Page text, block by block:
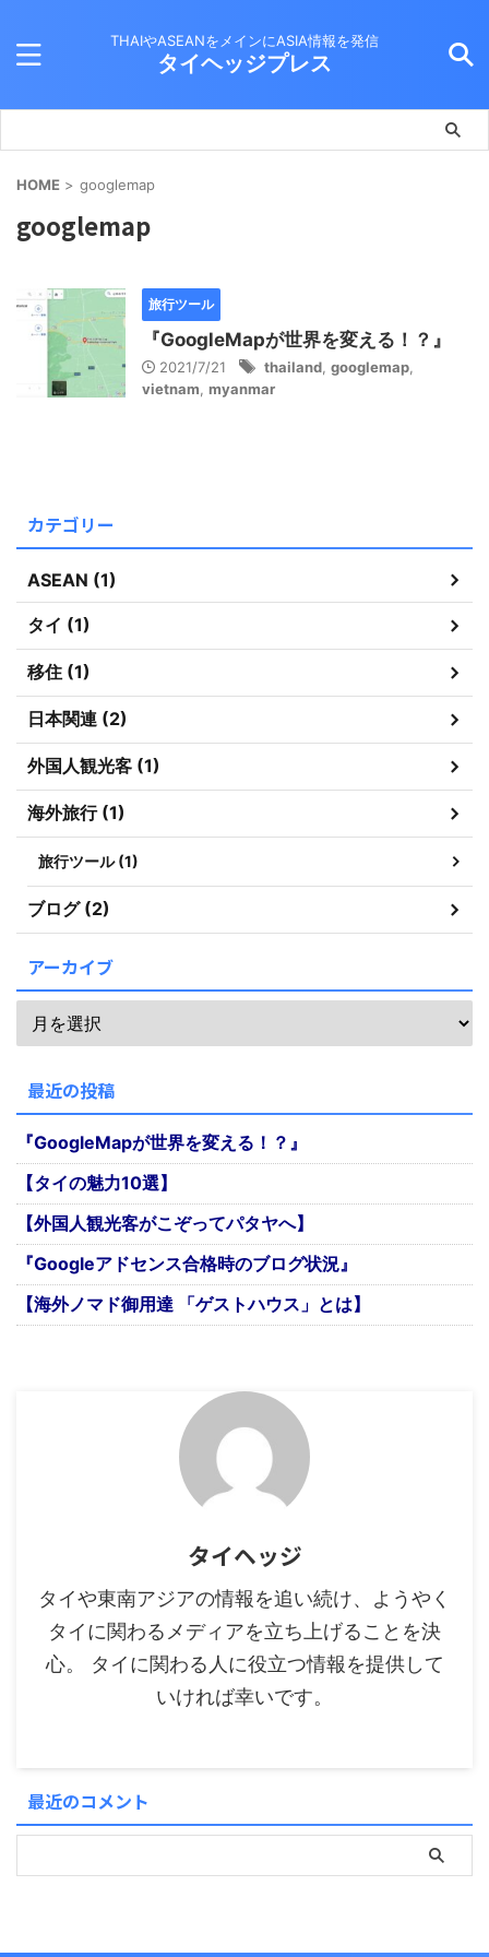
THAIやASEANをメインにASIA情報を発信
タイヘッジプレス
HOME > googlemap
googlemap
旅行ツール
『GoogleMapが世界を変える！？』
2021/7/21 thailand googlemap
vietnam myanmar
カテゴリー
ASEAN (1)
タイ (1)
移住 (1)
日本関連 (2)
外国人観光客 (1)
海外旅行 (1)
旅行ツール (1)
ブログ (2)
アーカイブ
最近の投稿
『GoogleMapが世界を変える！？』
【タイの魅力10選】
【外国人観光客がこぞってパタヤへ】
『Googleアドセンス合格時のブログ状況』
【海外ノマド御用達 「ゲストハウス」とは】
タイヘッジ
タイや東南アジアの情報を追い続け、ようやく
タイに関わるメディアを立ち上げることを決
心。 タイに関わる人に役立つ情報を提供して
いければ幸いです。
最近のコメント